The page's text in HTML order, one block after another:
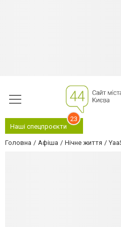
Наші спецпроєкти
23
Головна Афіша Нічне життя